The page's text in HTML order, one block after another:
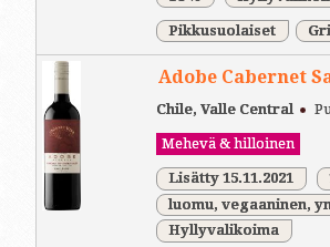
Pikkusuolaiset
Adobe Cabernet
Chile, Valle Central
Mehevä & hilloinen
Lisätty 15.11.2021
luomu, vegaaninen,
Hyllyvalikoima